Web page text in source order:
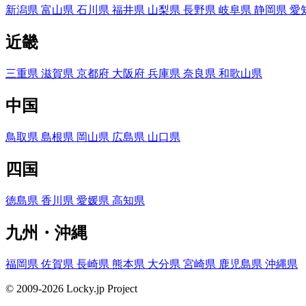
新潟県 富山県 石川県 福井県 山梨県 長野県 岐阜県 静岡県 愛
近畿
三重県 滋賀県 京都府 大阪府 兵庫県 奈良県 和歌山県
中国
鳥取県 島根県 岡山県 広島県 山口県
四国
徳島県 香川県 愛媛県 高知県
九州・沖縄
福岡県 佐賀県 長崎県 熊本県 大分県 宮崎県 鹿児島県 沖縄県
© 2009-2026 Locky.jp Project